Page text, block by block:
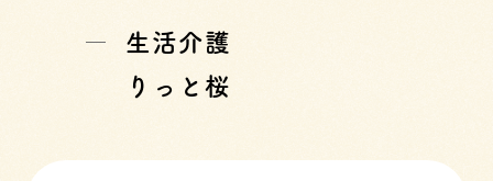
生活介護
りっと桜